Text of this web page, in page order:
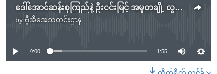
ဒေါ်အောင်ဆန်းစုကြည်နဲ့ ဦးဝင်းမြင့် အမှုတချို့ လွတ်ငြိမ်း သက်သာခွင့်ပြု
by ဗွီအိုအေသတင်းဌာန
No media source currently available
0:00 1:55
တိုက်ရိုက် လင့်ခ်